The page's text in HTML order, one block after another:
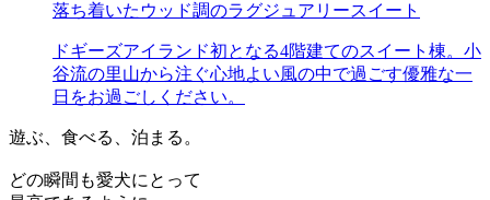
落ち着いたウッド調のラグジュアリースイート
ドギーズアイランド初となる4階建てのスイート棟。小
谷流の里山から注ぐ心地よい風の中で過ごす優雅な一
日をお過ごしください。
遊ぶ、食べる、泊まる。
どの瞬間も愛犬にとって